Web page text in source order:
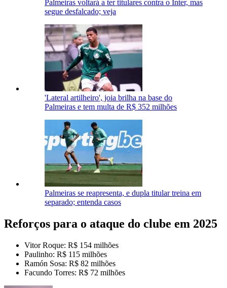
Palmeiras voltará a ter titulares contra o Inter, mas
segue desfalcado; veja
'Lateral artilheiro', joia brilha na base do
Palmeiras e tem multa de R$ 352 milhões
Palmeiras se reapresenta, e dupla titular treina em
separado; entenda casos
Reforços para o ataque do clube em 2025
Vitor Roque: R$ 154 milhões
Paulinho: R$ 115 milhões
Ramón Sosa: R$ 82 milhões
Facundo Torres: R$ 72 milhões